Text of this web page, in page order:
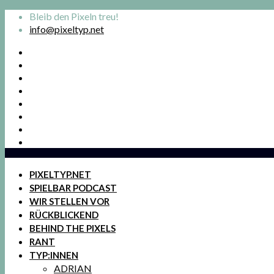
Bleib den Pixeln treu!
info@pixeltyp.net
PIXELTYP.NET
SPIELBAR PODCAST
WIR STELLEN VOR
RÜCKBLICKEND
BEHIND THE PIXELS
RANT
TYP:INNEN
ADRIAN